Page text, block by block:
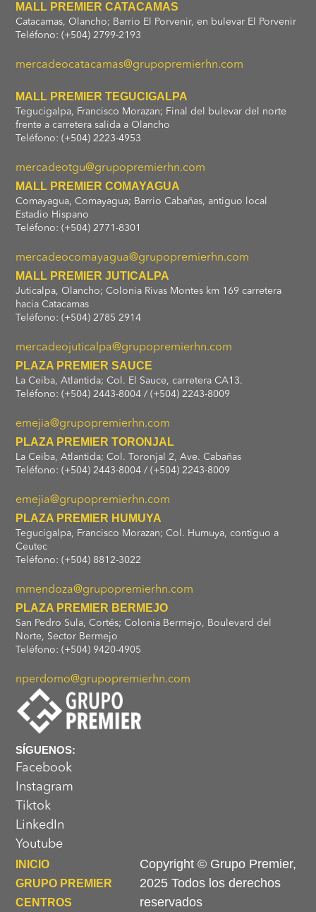
MALL PREMIER CATACAMAS
Catacamas, Olancho; Barrio El Porvenir, en bulevar El Porvenir
Teléfono: (+504) 2799-2193
mercadeocatacamas@grupopremierhn.com
MALL PREMIER TEGUCIGALPA
Tegucigalpa, Francisco Morazan; Final del bulevar del norte
frente a carretera salida a Olancho
Teléfono: (+504) 2223-4953
mercadeotgu@grupopremierhn.com
MALL PREMIER COMAYAGUA
Comayagua, Comayagua; Barrio Cabañas, antiguo local
Estadio Hispano
Teléfono: (+504) 2771-8301
mercadeocomayagua@grupopremierhn.com
MALL PREMIER JUTICALPA
Juticalpa, Olancho; Colonia Rivas Montes km 169 carretera
hacia Catacamas
Teléfono: (+504) 2785 2914
mercadeojuticalpa@grupopremierhn.com
PLAZA PREMIER SAUCE
La Ceiba, Atlantida; Col. El Sauce, carretera CA13.
Teléfono: (+504) 2443-8004 / (+504) 2243-8009
emejia@grupopremierhn.com
PLAZA PREMIER TORONJAL
La Ceiba, Atlantida; Col. Toronjal 2, Ave. Cabañas
Teléfono: (+504) 2443-8004 / (+504) 2243-8009
emejia@grupopremierhn.com
PLAZA PREMIER HUMUYA
Tegucigalpa, Francisco Morazan; Col. Humuya, contiguo a
Ceutec
Teléfono: (+504) 8812-3022
mmendoza@grupopremierhn.com
PLAZA PREMIER BERMEJO
San Pedro Sula, Cortés; Colonia Bermejo, Boulevard del
Norte, Sector Bermejo
Teléfono: (+504) 9420-4905
nperdomo@grupopremierhn.com
SÍGUENOS:
Facebook
Instagram
Tiktok
LinkedIn
Youtube
INICIO
GRUPO PREMIER
CENTROS
Copyright © Grupo Premier,
2025 Todos los derechos
reservados